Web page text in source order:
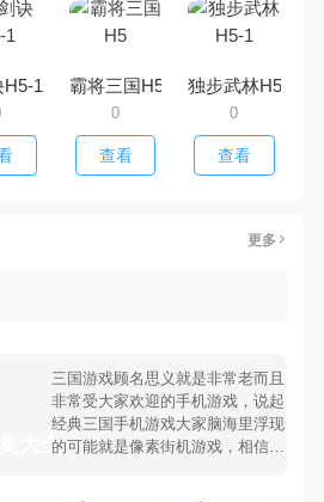
H5-1 霸将三国H5
0
查看
独步武林H5-1
0
查看
更多
大全 >
三国游戏顾名思义就是非常老而且
非常受大家欢迎的手机游戏，说起
经典三国手机游戏大家脑海里浮现
的可能就是像素街机游戏，相信很